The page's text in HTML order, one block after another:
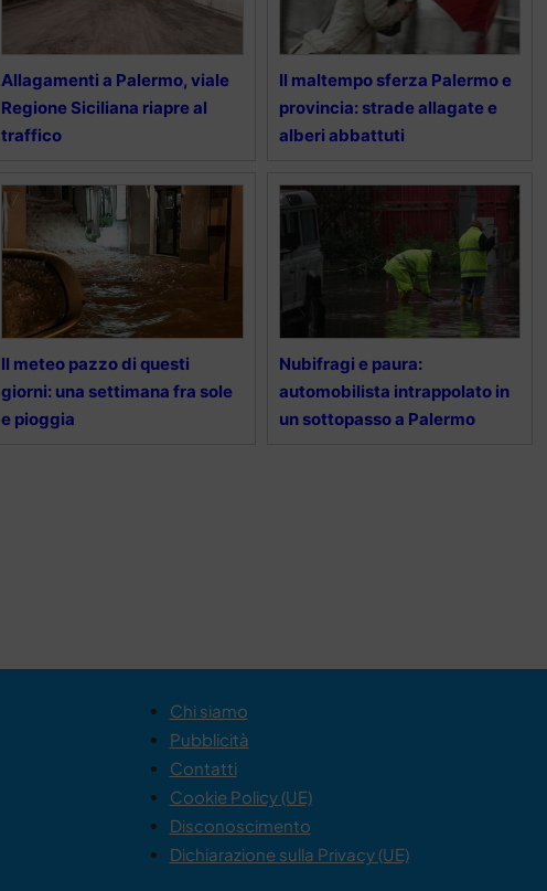
Allagamenti a Palermo, viale
Regione Siciliana riapre al
traffico
Il maltempo sferza Palermo e
provincia: strade allagate e
alberi abbattuti
Il meteo pazzo di questi
giorni: una settimana fra sole
e pioggia
Nubifragi e paura:
automobilista intrappolato in
un sottopasso a Palermo
Chi siamo
Pubblicità
Contatti
Cookie Policy (UE)
Disconoscimento
Dichiarazione sulla Privacy (UE)